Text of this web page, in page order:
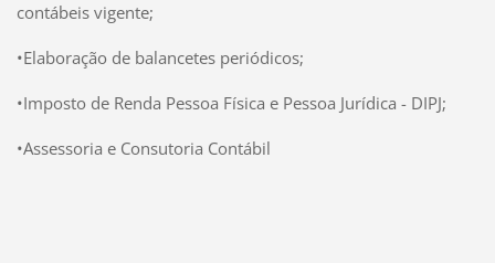
contábeis vigente;
•Elaboração de balancetes periódicos;
•Imposto de Renda Pessoa Física e Pessoa Jurídica - DIPJ;
•Assessoria e Consutoria Contábil